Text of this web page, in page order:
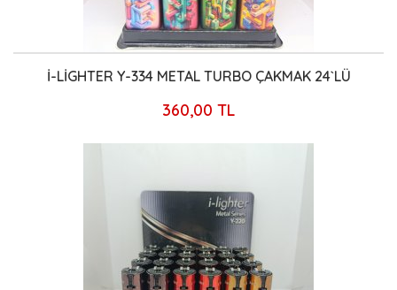
İ-LİGHTER Y-334 METAL TURBO ÇAKMAK 24`LÜ
360,00 TL